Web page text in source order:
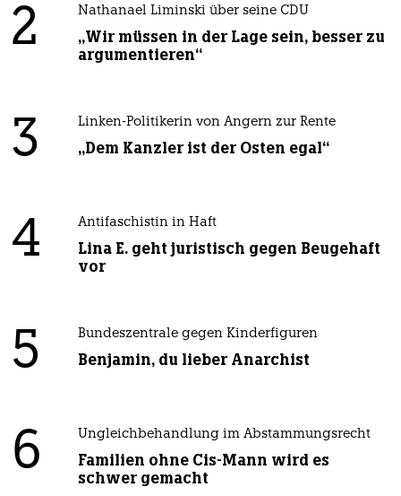
2 Nathanael Liminski über seine CDU
„Wir müssen in der Lage sein, besser zu
argumentieren“
3 Linken-Politikerin von Angern zur Rente
„Dem Kanzler ist der Osten egal“
4 Antifaschistin in Haft
Lina E. geht juristisch gegen Beugehaft
vor
5 Bundeszentrale gegen Kinderfiguren
Benjamin, du lieber Anarchist
6 Ungleichbehandlung im Abstammungsrecht
Familien ohne Cis-Mann wird es
schwer gemacht